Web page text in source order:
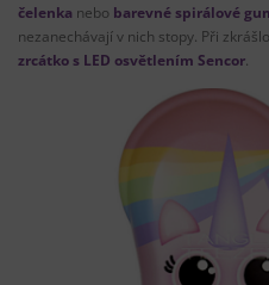
čelenka nebo barevné spirálové
nezanechávají v nich stopy. Při
zrcátko s LED osvětlením Sencor.